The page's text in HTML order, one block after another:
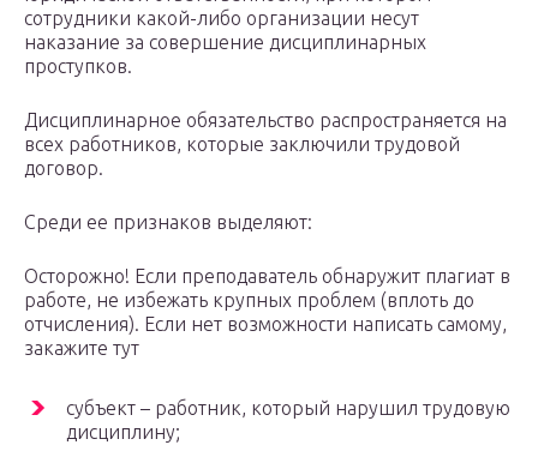
сотрудники какой-либо организации несут
наказание за совершение дисциплинарных
проступков.
Дисциплинарное обязательство распространяется на
всех работников, которые заключили трудовой
договор.
Среди ее признаков выделяют:
Осторожно! Если преподаватель обнаружит плагиат в
работе, не избежать крупных проблем (вплоть до
отчисления). Если нет возможности написать самому,
закажите тут
субъект – работник, который нарушил трудовую
дисциплину;